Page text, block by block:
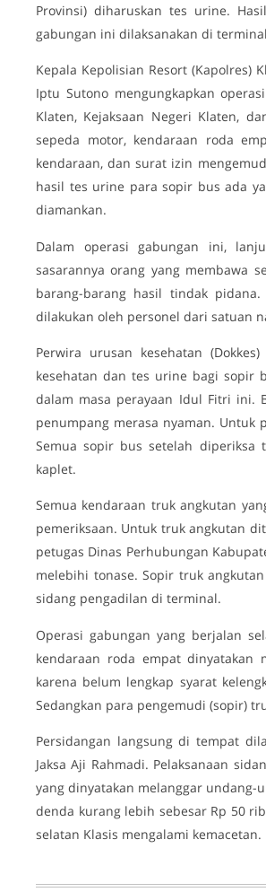
Provinsi) diharuskan tes urine.
gabungan ini dilaksanakan di
Kepala Kepolisian Resort (Kapolres)
Iptu Sutono mengungkapkan
Klaten, Kejaksaan Negeri Klaten,
sepeda motor, kendaraan roda
kendaraan, dan surat izin
hasil tes urine para sopir bus ada
diamankan.
Dalam operasi gabungan ini,
sasarannya orang yang membawa
barang-barang hasil tindak
dilakukan oleh personel dari satuan
Perwira urusan kesehatan
kesehatan dan tes urine bagi sopir
dalam masa perayaan Idul Fitri ini.
penumpang merasa nyaman. Untuk
Semua sopir bus setelah diperiksa
kaplet.
Semua kendaraan truk angkutan
pemeriksaan. Untuk truk angkutan
petugas Dinas Perhubungan
melebihi tonase. Sopir truk
sidang pengadilan di terminal.
Operasi gabungan yang berjalan
kendaraan roda empat dinyatakan
karena belum lengkap syarat
Sedangkan para pengemudi (sopir)
Persidangan langsung di tempat
Jaksa Aji Rahmadi. Pelaksanaan
yang dinyatakan melanggar
denda kurang lebih sebesar Rp 50
selatan Klasis mengalami kemacetan.